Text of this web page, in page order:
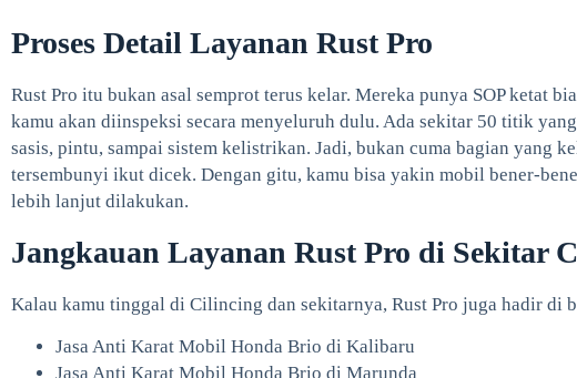
Proses Detail Layanan Rust Pro
Rust Pro itu bukan asal semprot terus kelar. Mereka punya SOP ketat
kamu akan diinspeksi secara menyeluruh dulu. Ada sekitar 50 titik
sasis, pintu, sampai sistem kelistrikan. Jadi, bukan cuma bagian yang
tersembunyi ikut dicek. Dengan gitu, kamu bisa yakin mobil bener-
lebih lanjut dilakukan.
Jangkauan Layanan Rust Pro di Sekitar
Kalau kamu tinggal di Cilincing dan sekitarnya, Rust Pro juga hadir di
Jasa Anti Karat Mobil Honda Brio di Kalibaru
Jasa Anti Karat Mobil Honda Brio di Marunda